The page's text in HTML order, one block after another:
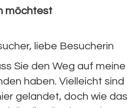
möchtest
liebe Besucherin
Sie den Weg auf meine
haben. Vielleicht sind
gelandet, doch wie das